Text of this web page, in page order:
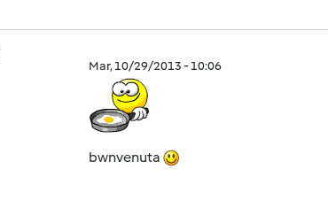
Mar, 10/29/2013 - 10:06
bwnvenuta